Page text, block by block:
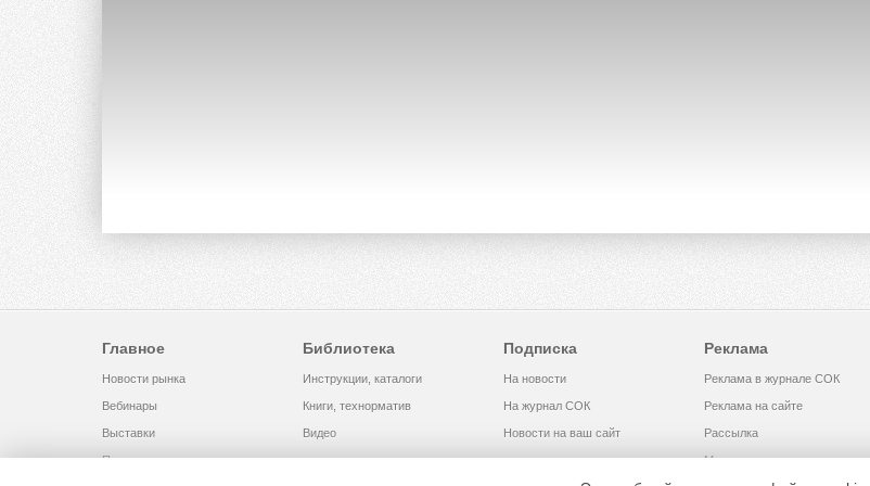
Главное
Новости рынка
Вебинары
Выставки
Помощь
Библиотека
Инструкции, каталоги
Книги, технорматив
Видео
Подписка
На новости
На журнал СОК
Новости на ваш сайт
Реклама
Реклама в журнале СОК
Реклама на сайте
Рассылка
Медиакит